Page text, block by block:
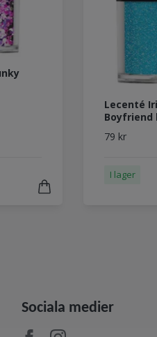
Lecenté
Boyfriend
79 kr
I lager
Sociala medier